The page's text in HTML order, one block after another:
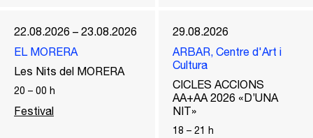
22.08.2026 – 23.08.2026
EL MORERA
Les Nits del MORERA
20 – 00 h
Festival
29.08.2026
ARBAR, Centre d'Art i
Cultura
CICLES ACCIONS
AA+AA 2026 «D’UNA
NIT»
18 – 21 h